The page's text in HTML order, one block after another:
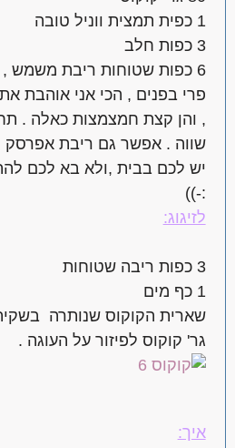
1 כפית תמצית ווניל טובה
3 כפות חלב
6 כפות שטוחות ריבת משמש
פרי בפנים , הכי אני אוהבת
, והן קצת חמצמצות כאלה .
שווה . אפשר גם ריבת
יש לכם בבית ,ולא בא לכם
:-))
לזיגוג:
3 כפות ריבה שטוחות
1 כף מים
גר' קוקוס לפיזור על העוגה .
איך: